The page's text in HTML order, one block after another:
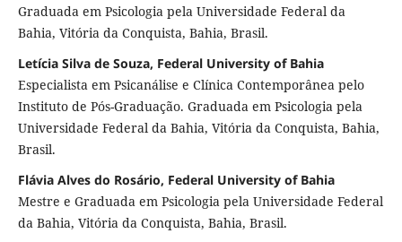
Graduada em Psicologia pela Universidade Federal da
Bahia, Vitória da Conquista, Bahia, Brasil.
Letícia Silva de Souza, Federal University of Bahia
Especialista em Psicanálise e Clínica Contemporânea pelo
Instituto de Pós-Graduação. Graduada em Psicologia pela
Universidade Federal da Bahia, Vitória da Conquista, Bahia,
Brasil.
Flávia Alves do Rosário, Federal University of Bahia
Mestre e Graduada em Psicologia pela Universidade Federal
da Bahia, Vitória da Conquista, Bahia, Brasil.